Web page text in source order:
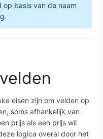
basis van de naam
eisen zijn om velden op
soms afhankelijk van
prijs als een prijs wil
logica overal door het